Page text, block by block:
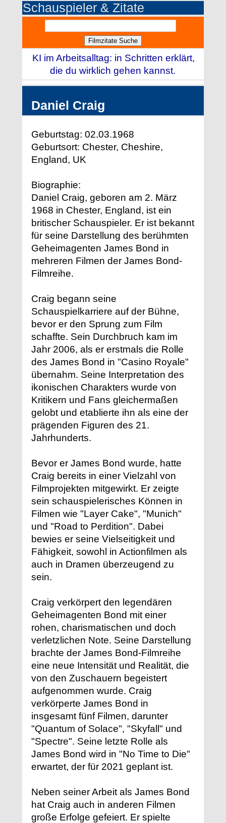
Schauspieler & Zitate
KI im Arbeitsalltag: in Schritten erklärt,
die du wirklich gehen kannst.
Daniel Craig
Geburtstag: 02.03.1968
Geburtsort: Chester, Cheshire,
England, UK
Biographie:
Daniel Craig, geboren am 2. März
1968 in Chester, England, ist ein
britischer Schauspieler. Er ist bekannt
für seine Darstellung des berühmten
Geheimagenten James Bond in
mehreren Filmen der James Bond-
Filmreihe.
Craig begann seine
Schauspielkarriere auf der Bühne,
bevor er den Sprung zum Film
schaffte. Sein Durchbruch kam im
Jahr 2006, als er erstmals die Rolle
des James Bond in "Casino Royale"
übernahm. Seine Interpretation des
ikonischen Charakters wurde von
Kritikern und Fans gleichermaßen
gelobt und etablierte ihn als eine der
prägenden Figuren des 21.
Jahrhunderts.
Bevor er James Bond wurde, hatte
Craig bereits in einer Vielzahl von
Filmprojekten mitgewirkt. Er zeigte
sein schauspielerisches Können in
Filmen wie "Layer Cake", "Munich"
und "Road to Perdition". Dabei
bewies er seine Vielseitigkeit und
Fähigkeit, sowohl in Actionfilmen als
auch in Dramen überzeugend zu
sein.
Craig verkörpert den legendären
Geheimagenten Bond mit einer
rohen, charismatischen und doch
verletzlichen Note. Seine Darstellung
brachte der James Bond-Filmreihe
eine neue Intensität und Realität, die
von den Zuschauern begeistert
aufgenommen wurde. Craig
verkörperte James Bond in
insgesamt fünf Filmen, darunter
"Quantum of Solace", "Skyfall" und
"Spectre". Seine letzte Rolle als
James Bond wird in "No Time to Die"
erwartet, der für 2021 geplant ist.
Neben seiner Arbeit als James Bond
hat Craig auch in anderen Filmen
große Erfolge gefeiert. Er spielte